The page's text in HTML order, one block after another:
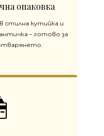
опаковка
стилна кутийка и
– готово за